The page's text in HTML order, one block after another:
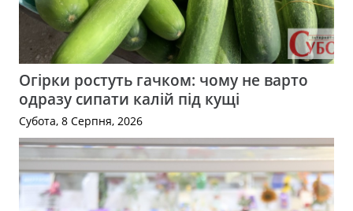
Огірки ростуть гачком: чому не варто
одразу сипати калій під кущі
Субота, 8 Серпня, 2026